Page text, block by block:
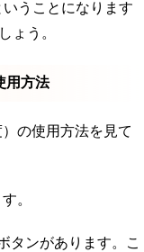
うことになります
ょう。
用方法
の使用方法を見て
。
ンがあります。こ